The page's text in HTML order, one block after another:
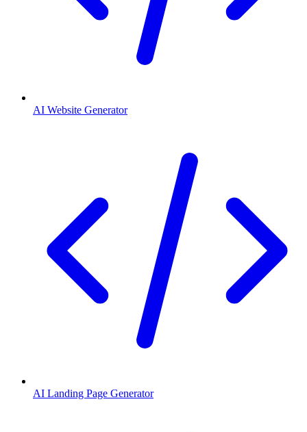
AI Website Generator
AI Landing Page Generator